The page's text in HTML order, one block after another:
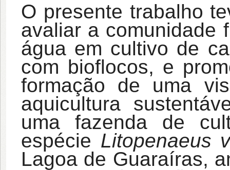
O presente trabalho
avaliar a comunidade
água em cultivo de
com bioflocos, e
formação de uma
aquicultura
uma fazenda de
espécie Litopenaeus
Lagoa de Guaraíras,